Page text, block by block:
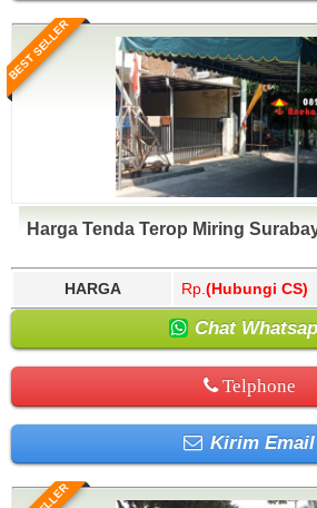
BEST SELLER
Harga Tenda Terop Miring
HARGA Rp. (Hubungi CS)
Chat
Telphone
Kirim Email